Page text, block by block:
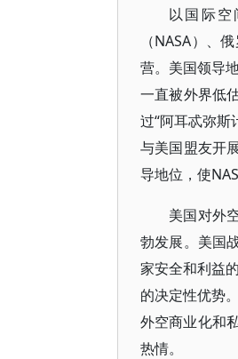
以国际
（NASA）、
营。美国领导
一直被外界低
过“阿耳忒弥斯
与美国盟友开
导地位，使
美国对外
勃发展。美国
家安全和利益
的决定性优势
外空商业化和
热情。